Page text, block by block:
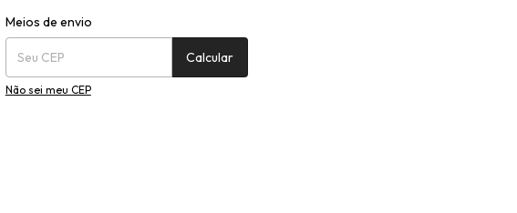
Entregas para o CEP:
Meios de envio
Calcular
Não sei meu CEP